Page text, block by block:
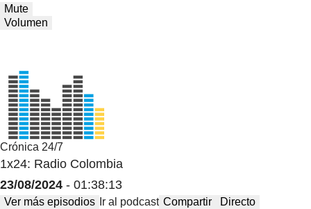
Mute
Volumen
Crónica 24/7
1x24: Radio Colombia
23/08/2024 - 01:38:13
Ver más episodios Ir al podcast Compartir Directo